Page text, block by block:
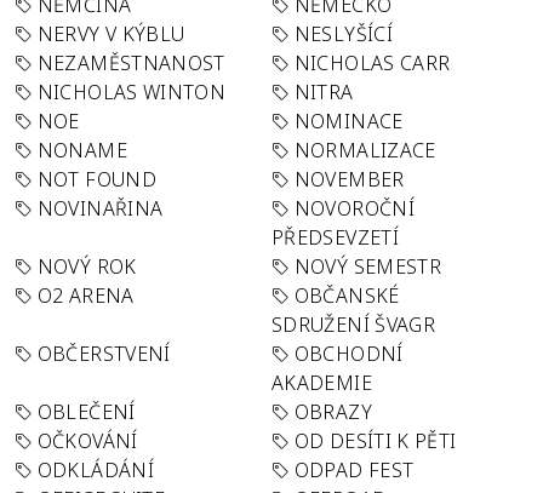
NERVY V KÝBLU
NESLYŠÍCÍ
NEZAMĚSTNANOST
NICHOLAS CARR
NICHOLAS WINTON
NITRA
NOE
NOMINACE
NONAME
NORMALIZACE
NOT FOUND
NOVEMBER
NOVINAŘINA
NOVOROČNÍ
PŘEDSEVZETÍ
NOVÝ ROK
NOVÝ SEMESTR
O2 ARENA
OBČANSKÉ
SDRUŽENÍ ŠVAGR
OBČERSTVENÍ
OBCHODNÍ
AKADEMIE
OBLEČENÍ
OBRAZY
OČKOVÁNÍ
OD DESÍTI K PĚTI
ODKLÁDÁNÍ
ODPAD FEST